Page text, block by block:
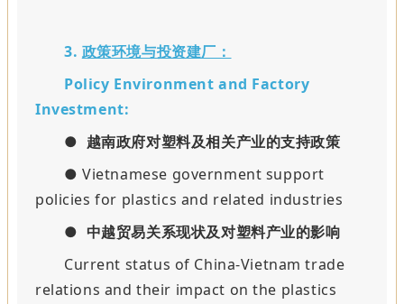
3. 政策环境与投资建厂：
Policy Environment and Factory
Investment:
● 越南政府对塑料及相关产业的支持政策
● Vietnamese government support
policies for plastics and related industries
● 中越贸易关系现状及对塑料产业的影响
Current status of China-Vietnam trade
relations and their impact on the plastics